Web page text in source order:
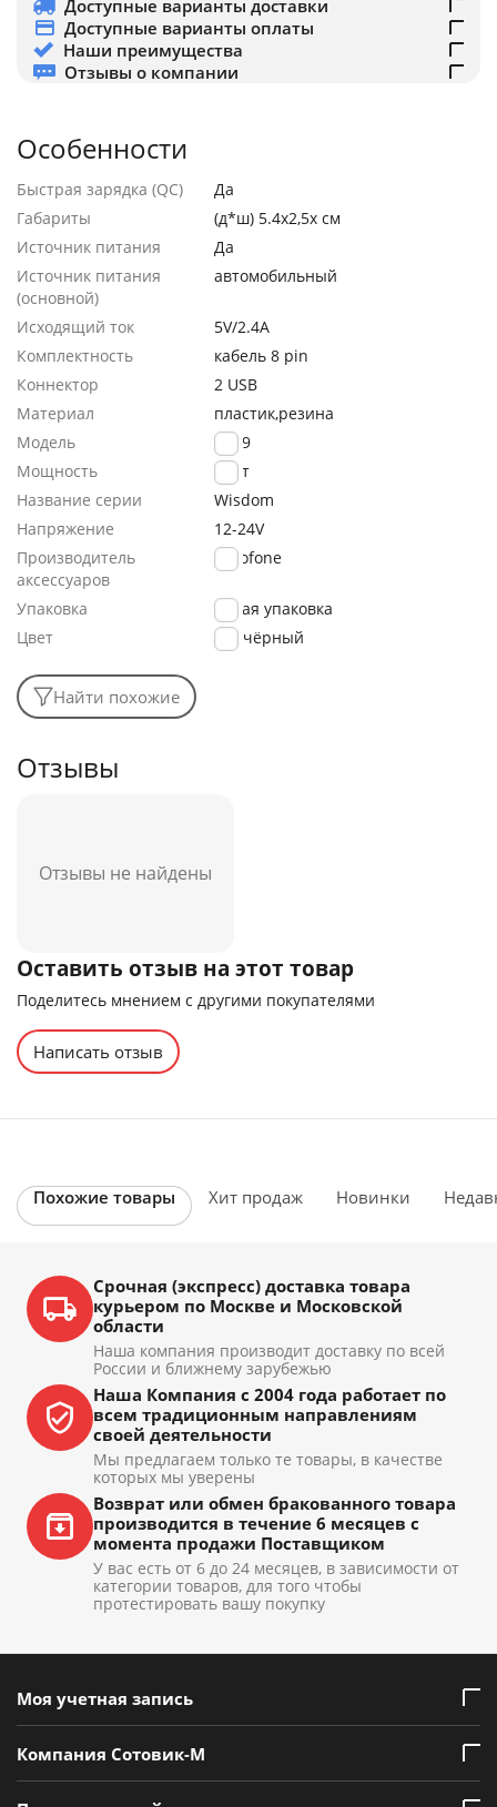
Доступные варианты доставки
Доступные варианты оплаты
Наши преимущества
Отзывы о компании
Особенности
Быстрая зарядка (QC)
Да
Габариты
(д*ш) 5.4х2,5х см
Источник питания
Да
Источник питания
(основной)
автомобильный
Исходящий ток
5V/2.4A
Комплектность
кабель 8 pin
Коннектор
2 USB
Материал
пластик,резина
Модель
BZ19
Мощность
12Вт
Название серии
Wisdom
Напряжение
12-24V
Производитель
аксессуаров
Borofone
Упаковка
мятая упаковка
Цвет
чёрный
Найти похожие
Отзывы
Отзывы не найдены
Оставить отзыв на этот товар
Поделитесь мнением с другими покупателями
Написать отзыв
Похожие товары Хит продаж Новинки
Срочная (экспресс) доставка товара
курьером по Москве и Московской
области
Наша компания производит доставку по всей
России и ближнему зарубежью
Наша Компания с 2004 года работает по
всем традиционным направлениям
своей деятельности
Мы предлагаем только те товары, в качестве
которых мы уверены
Возврат или обмен бракованного товара
производится в течение 6 месяцев с
момента продажи Поставщиком
У вас есть от 6 до 24 месяцев, в зависимости от
категории товаров, для того чтобы
протестировать вашу покупку
Моя учетная запись
Компания Сотовик-М